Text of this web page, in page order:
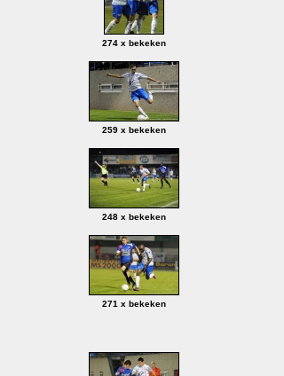
274 x bekeken
259 x bekeken
248 x bekeken
271 x bekeken